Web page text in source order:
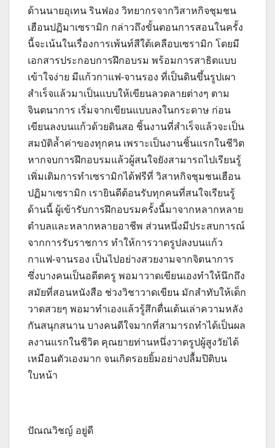
ด้านนายอุเทน รินฟอง วิทยากรจากวิสาหกิจชุมชน
เฮือนปฏิมาเซรามิก กล่าวถึงขั้นตอนการสอนในครั้ง
นี้จะเน้นในเรื่องการเพ้นท์สีใต้เคลือบเซรามิก โดยมี
เอกสารประกอบการฝึกอบรม พร้อมการสาธิตแบบ
เข้าใจง่าย มีแก้วกาแฟ-จานรอง ที่เป็นดินขึ้นรูปเผา
สำเร็จแล้วมาเป็นแบบให้เขียนลวดลายต่างๆ ตาม
จินตนาการ เริ่มจากเขียนแบบลงในกระดาษ ก่อน
เขียนลงบนแก้วด้วยดินสอ ชิ้นงานที่สำเร็จแล้วจะเป็น
สมบัติล้ำค่าของทุกคน เพราะเป็นงานชิ้นแรกในชีวิต
หากจบการฝึกอบรมแล้วผู้สนใจยังสามารถไปเรียนรู้
เพิ่มเติมการทำเซรามิกได้ฟรีที่ วิสาหกิจชุมชนเฮือน
ปฏิมาเซรามิก เรายินดีต้อนรับทุกคนที่สนใจเรียนรู้
ด้านนี้ ผู้เข้ารับการฝึกอบรมครั้งนี้มาจากหลากหลาย
ตำบลและหลากหลายอาชีพ ส่วนหนึ่งมีประสบการณ์
จากการรับราชการ ทำให้การวาดรูปลงบนแก้ว
กาแฟ-จานรอง เป็นไปอย่างสวยงามจากจิตนาการ
ซึ่งบางคนเป็นอดีตครู พอมาวาดเขียนเองทำให้นึกถึง
สมัยที่สอนหนังสือ ช่วงวิชาวาดเขียน มักสำทับให้เด็ก
วาดสวยๆ พอมาทำเองแล้วรู้สึกตื่นเต้นเล่าความหลัง
กันสนุกสนาน บางคนดีใจมากที่สามารถทำได้เป็นผล
ลงานแรกในชีวิต คุณยายท่านหนึ่งวาดรูปผู้สูงวัยได้
เหมือนตัวเองมาก จนเกิดรอยยิ้มอย่างปลื้มปิติบน
ใบหน้า
ปัณณวิชญ์ อยู่ดี